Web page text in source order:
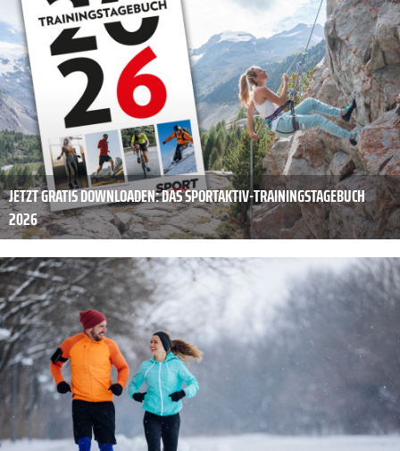
JETZT GRATIS DOWNLOADEN: DAS SPORTAKTIV-TRAININGSTAGEBUCH
2026